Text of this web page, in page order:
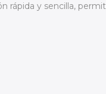
rápida y sencilla,